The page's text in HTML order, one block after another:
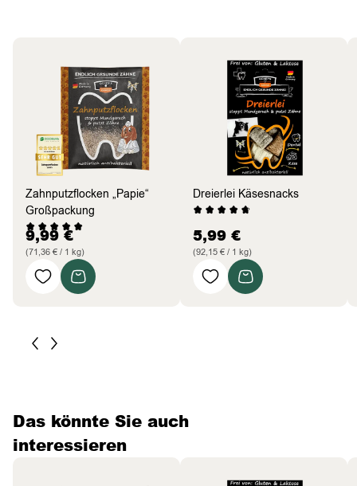
Zahnputzflocken „Papie“
Großpackung
9,99€
(71,36 € / 1 kg)
Dreierlei Käsesnacks
5,99 €
(92,15 € / 1 kg)
Das könnte Sie auch
interessieren